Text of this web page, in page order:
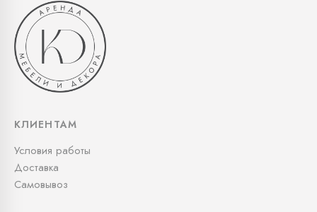
КЛИЕНТАМ
Условия работы
Доставка
Самовывоз